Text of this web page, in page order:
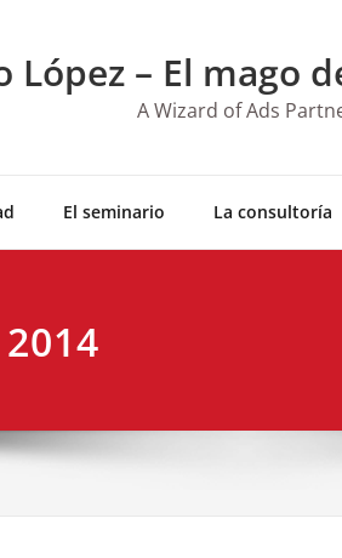
López – El mago
A Wizard of Ads
El seminario La consultoría